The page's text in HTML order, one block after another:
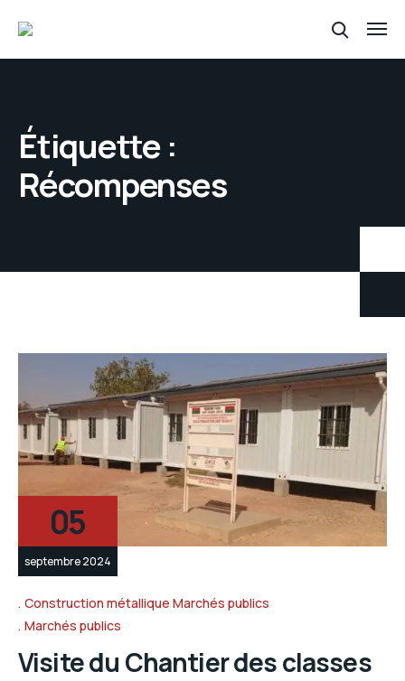
Étiquette :
Récompenses
05
septembre 2024
Construction métallique Marchés publics
Marchés publics
Visite du Chantier des classes